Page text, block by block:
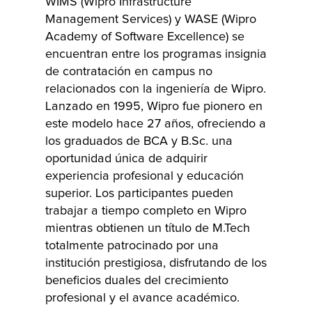
de futuros
líderes para el
entorno
empresarial
actual que
cambia
rápidamente.
Este programa
inmersivo de 15
meses brinda a
los recién
graduados de
MBA de las
principales
escuelas de
negocios del
Management Services) y WASE (Wipro
Academy of Software Excellence) se
encuentran entre los programas insignia
de contratación en campus no
relacionados con la ingeniería de Wipro.
Lanzado en 1995, Wipro fue pionero en
este modelo hace 27 años, ofreciendo a
los graduados de BCA y B.Sc. una
oportunidad única de adquirir
experiencia profesional y educación
superior. Los participantes pueden
trabajar a tiempo completo en Wipro
mientras obtienen un título de M.Tech
totalmente patrocinado por una
institución prestigiosa, disfrutando de los
beneficios duales del crecimiento
profesional y el avance académico.